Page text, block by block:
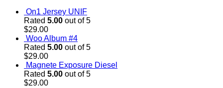
On1 Jersey UNIF
Rated 5.00 out of 5
$29.00
Woo Album #4
Rated 5.00 out of 5
$29.00
Magnete Exposure Diesel
Rated 5.00 out of 5
$29.00